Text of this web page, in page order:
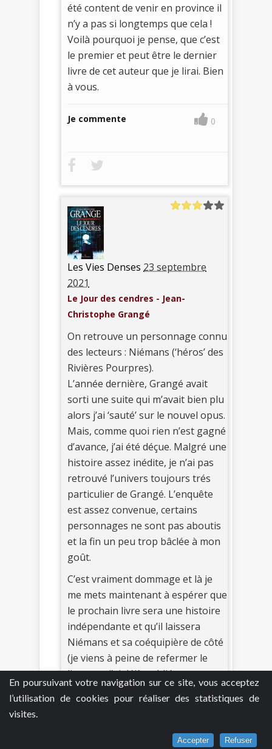
En poursuivant votre navigation sur ce site, vous acceptez
l’utilisation de cookies pour réaliser des statistiques de
visites.
Accepter Refuser
été content de venir en province il
n’y a pas si longtemps que cela !
Voilà pourquoi je pense, que c’est
le premier et peut être le dernier
livre de cet auteur que je lirai. Bien
à vous.
Je commente 0
Les Vies Denses 23 septembre
2021
Le Jour des cendres - Jean-
Christophe Grangé
On retrouve un personnage connu
des lecteurs : Niémans (‘héros’ des
Rivières Pourpres).
L’année dernière, Grangé avait
sorti une suite qui m’avait bien plu
alors j’ai ‘sauté’ sur le nouvel opus.
Mais, comme quoi rien n’est gagné
d’avance, j’ai été déçue. Malgré une
histoire assez inédite, je n’ai pas
retrouvé l’univers toujours trés
particulier de Grangé. L’enquête
est assez convenue, certains
personnages ne sont pas aboutis
et la fin un peu trop bâclée à mon
goût.
C’est vraiment dommage et là je
me mets maintenant à espérer que
le prochain livre sera une histoire
indépendante et qu’il laissera
Niémans et sa coéquipière de côté
(je viens à peine de refermer le
livre que j’ai déjà oublié son nom,
c’est pas bon signe chez moi !). J’ai
envie de retrouver l’univers